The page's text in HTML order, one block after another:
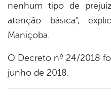
nenhum tipo de
atenção básica”,
Maniçoba.
O Decreto nº 24/2018
junho de 2018.